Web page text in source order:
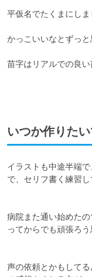
平仮名でたくまにしま
かっこいいなとずっ
苗字はリアルでの良い
いつか作りた
イラストも中途半端
で、セリフ書く練習し
病院また通い始めた
ってからでも頑張ろ
声の依頼とかもして